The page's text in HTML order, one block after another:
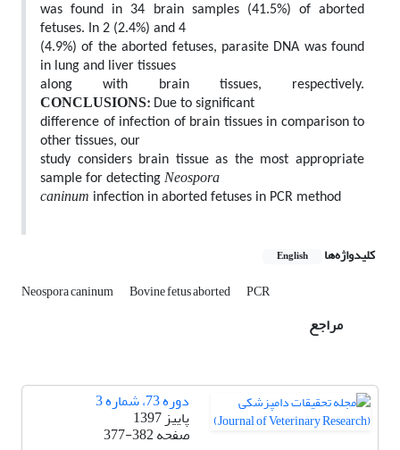
was found in 34 brain samples (41.5%) of aborted
fetuses. In 2 (2.4%) and 4
(4.9%) of the aborted fetuses, parasite DNA was found
in lung and liver tissues
along with brain tissues, respectively.
CONCLUSIONS: Due to significant
difference of infection of brain tissues in comparison to
other tissues, our
study considers brain tissue as the most appropriate
sample for detecting Neospora
caninum infection in aborted fetuses in PCR method
کلیدواژه‌ها English
Neospora caninum Bovine fetus aborted PCR
مراجع
دوره 73، شماره 3
پاییز 1397
صفحه377-382